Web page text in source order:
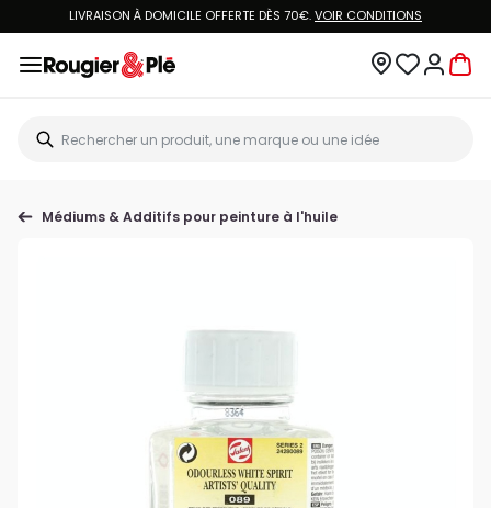
LIVRAISON À DOMICILE OFFERTE DÈS 70€.VOIR CONDITIONS
Médiums & Additifs pour peinture à l'huile